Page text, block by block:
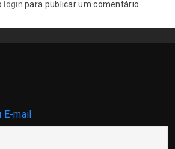
login para publicar um comentário.
E-mail